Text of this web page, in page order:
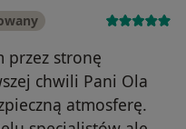
przez stronę
chwili Pani Ola
atmosferę.